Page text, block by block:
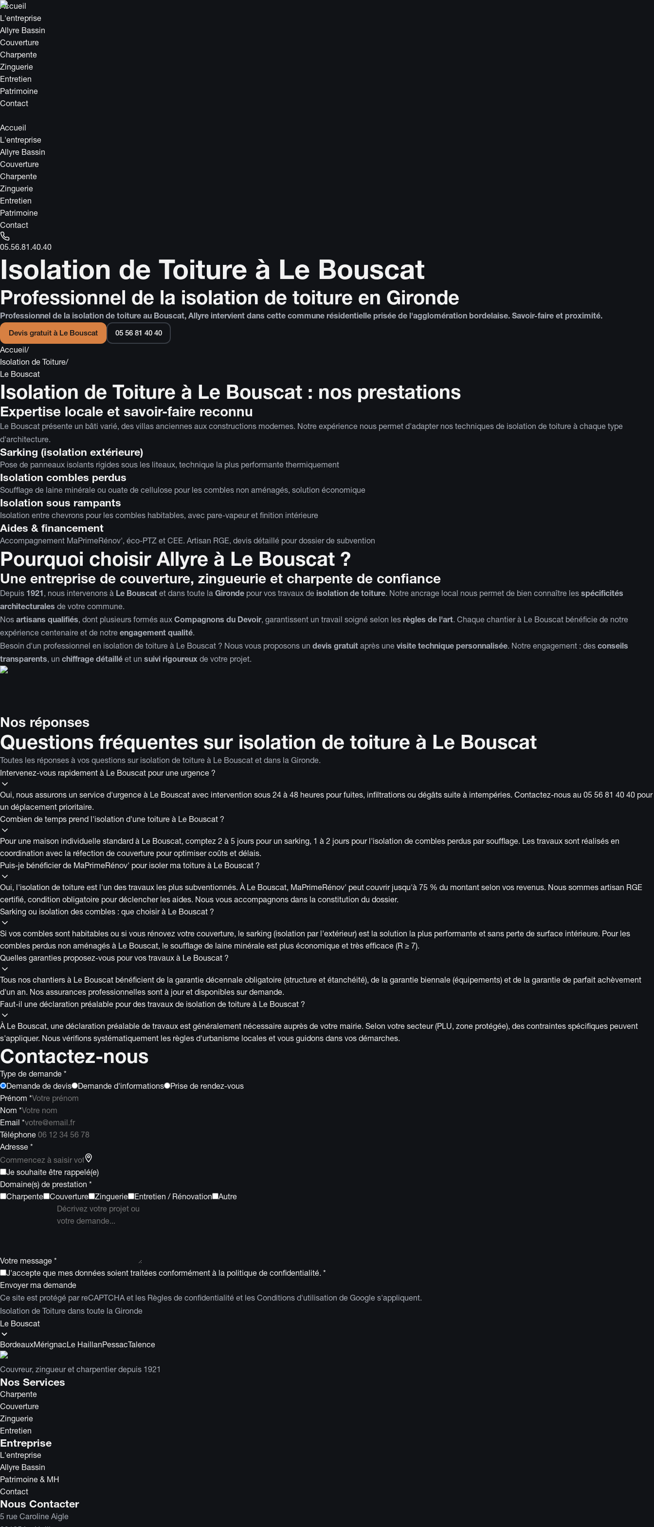
Accueil
L'entreprise
Allyre Bassin
Couverture
Charpente
Zinguerie
Entretien
Patrimoine
Contact
Accueil
L'entreprise
Allyre Bassin
Couverture
Charpente
Zinguerie
Entretien
Patrimoine
Contact
05.56.81.40.40
Isolation de Toiture à Le Bouscat
Professionnel de la isolation de toiture en Gironde
Professionnel de la isolation de toiture au Bouscat, Allyre intervient dans cette commune résidentielle prisée de l'agglomération bordelaise. Savoir-faire et proximité.
Devis gratuit à Le Bouscat 05 56 81 40 40
Accueil/
Isolation de Toiture/
Le Bouscat
Isolation de Toiture à Le Bouscat : nos prestations
Expertise locale et savoir-faire reconnu
Le Bouscat présente un bâti varié, des villas anciennes aux constructions modernes. Notre expérience nous permet d'adapter nos techniques de isolation de toiture à chaque type
d'architecture.
Sarking (isolation extérieure)
Pose de panneaux isolants rigides sous les liteaux, technique la plus performante thermiquement
Isolation combles perdus
Soufflage de laine minérale ou ouate de cellulose pour les combles non aménagés, solution économique
Isolation sous rampants
Isolation entre chevrons pour les combles habitables, avec pare-vapeur et finition intérieure
Aides & financement
Accompagnement MaPrimeRénov', éco-PTZ et CEE. Artisan RGE, devis détaillé pour dossier de subvention
Pourquoi choisir Allyre à Le Bouscat ?
Une entreprise de couverture, zingueurie et charpente de confiance
Depuis 1921, nous intervenons à Le Bouscat et dans toute la Gironde pour vos travaux de isolation de toiture. Notre ancrage local nous permet de bien connaître les spécificités
architecturales de votre commune.
Nos artisans qualifiés, dont plusieurs formés aux Compagnons du Devoir, garantissent un travail soigné selon les règles de l'art. Chaque chantier à Le Bouscat bénéficie de notre
expérience centenaire et de notre engagement qualité.
Besoin d'un professionnel en isolation de toiture à Le Bouscat ? Nous vous proposons un devis gratuit après une visite technique personnalisée. Notre engagement : des conseils
transparents, un chiffrage détaillé et un suivi rigoureux de votre projet.
Nos réponses
Questions fréquentes sur isolation de toiture à Le Bouscat
Toutes les réponses à vos questions sur isolation de toiture à Le Bouscat et dans la Gironde.
Intervenez-vous rapidement à Le Bouscat pour une urgence ?
Oui, nous assurons un service d'urgence à Le Bouscat avec intervention sous 24 à 48 heures pour fuites, infiltrations ou dégâts suite à intempéries. Contactez-nous au 05 56 81 40 40 pour
un déplacement prioritaire.
Combien de temps prend l'isolation d'une toiture à Le Bouscat ?
Pour une maison individuelle standard à Le Bouscat, comptez 2 à 5 jours pour un sarking, 1 à 2 jours pour l'isolation de combles perdus par soufflage. Les travaux sont réalisés en
coordination avec la réfection de couverture pour optimiser coûts et délais.
Puis-je bénéficier de MaPrimeRénov' pour isoler ma toiture à Le Bouscat ?
Oui, l'isolation de toiture est l'un des travaux les plus subventionnés. À Le Bouscat, MaPrimeRénov' peut couvrir jusqu'à 75 % du montant selon vos revenus. Nous sommes artisan RGE
certifié, condition obligatoire pour déclencher les aides. Nous vous accompagnons dans la constitution du dossier.
Sarking ou isolation des combles : que choisir à Le Bouscat ?
Si vos combles sont habitables ou si vous rénovez votre couverture, le sarking (isolation par l'extérieur) est la solution la plus performante et sans perte de surface intérieure. Pour les
combles perdus non aménagés à Le Bouscat, le soufflage de laine minérale est plus économique et très efficace (R ≥ 7).
Quelles garanties proposez-vous pour vos travaux à Le Bouscat ?
Tous nos chantiers à Le Bouscat bénéficient de la garantie décennale obligatoire (structure et étanchéité), de la garantie biennale (équipements) et de la garantie de parfait achèvement
d'un an. Nos assurances professionnelles sont à jour et disponibles sur demande.
Faut-il une déclaration préalable pour des travaux de isolation de toiture à Le Bouscat ?
À Le Bouscat, une déclaration préalable de travaux est généralement nécessaire auprès de votre mairie. Selon votre secteur (PLU, zone protégée), des contraintes spécifiques peuvent
s'appliquer. Nous vérifions systématiquement les règles d'urbanisme locales et vous guidons dans vos démarches.
Contactez-nous
Type de demande *
Demande de devis
Demande d'informations
Prise de rendez-vous
Prénom *
Nom *
Email *
Téléphone
Adresse *
Je souhaite être rappelé(e)
Domaine(s) de prestation *
Charpente
Couverture Zinguerie Entretien / Rénovation Autre
Votre message *
J'accepte que mes données soient traitées conformément à la politique de confidentialité. *
Envoyer ma demande
Ce site est protégé par reCAPTCHA et les Règles de confidentialité et les Conditions d'utilisation de Google s'appliquent.
Isolation de Toiture dans toute la Gironde
Le Bouscat
BordeauxMérignacLe HaillanPessacTalence
Couvreur, zingueur et charpentier depuis 1921
Nos Services
Charpente
Couverture
Zinguerie
Entretien
Entreprise
L'entreprise
Allyre Bassin
Patrimoine & MH
Contact
Nous Contacter
5 rue Caroline Aigle